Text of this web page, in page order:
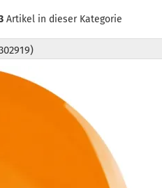
Artikel in dieser Kategorie